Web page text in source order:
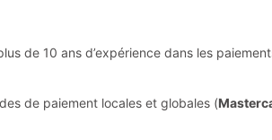
de 10 ans d’expérience dans les
de paiement locales et globales (